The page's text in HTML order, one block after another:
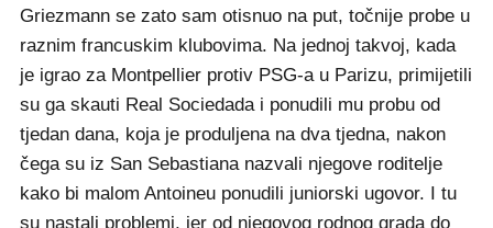
Griezmann se zato sam otisnuo na put, točnije probe u
raznim francuskim klubovima. Na jednoj takvoj, kada
je igrao za Montpellier protiv PSG-a u Parizu, primijetili
su ga skauti Real Sociedada i ponudili mu probu od
tjedan dana, koja je produljena na dva tjedna, nakon
čega su iz San Sebastiana nazvali njegove roditelje
kako bi malom Antoineu ponudili juniorski ugovor. I tu
su nastali problemi, jer od njegovog rodnog grada do